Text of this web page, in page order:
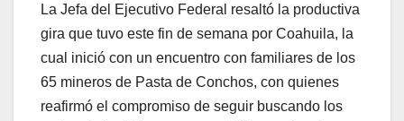
La Jefa del Ejecutivo Federal resaltó la productiva
gira que tuvo este fin de semana por Coahuila, la
cual inició con un encuentro con familiares de los
65 mineros de Pasta de Conchos, con quienes
reafirmó el compromiso de seguir buscando los